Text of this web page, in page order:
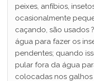
peixes, anfíbios,
ocasionalmente
caçando, são usados
água para fazer os
pendentes; quando
pular fora da água
colocadas nos galhos